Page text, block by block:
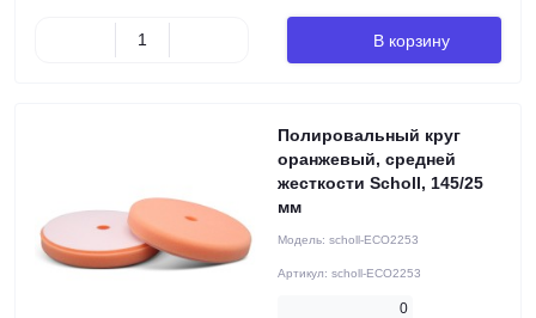
В корзину
Полировальный круг
оранжевый, средней
жесткости Scholl, 145/25
мм
Модель: scholl-ECO2253
Артикул: scholl-ECO2253
0